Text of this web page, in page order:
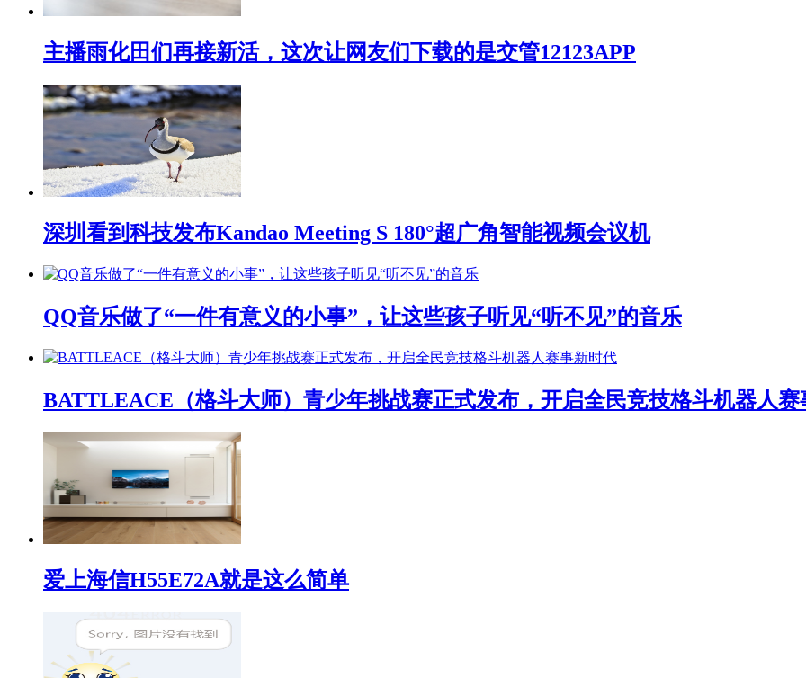
主播雨化田们再接新活，这次让网友们下载的是交管12123APP
深圳看到科技发布Kandao Meeting S 180°超广角智能视频会议机
QQ音乐做了“一件有意义的小事”，让这些孩子听见“听不见”的音乐
BATTLEACE（格斗大师）青少年挑战赛正式发布，开启全民竞技格斗机器人赛
爱上海信H55E72A就是这么简单